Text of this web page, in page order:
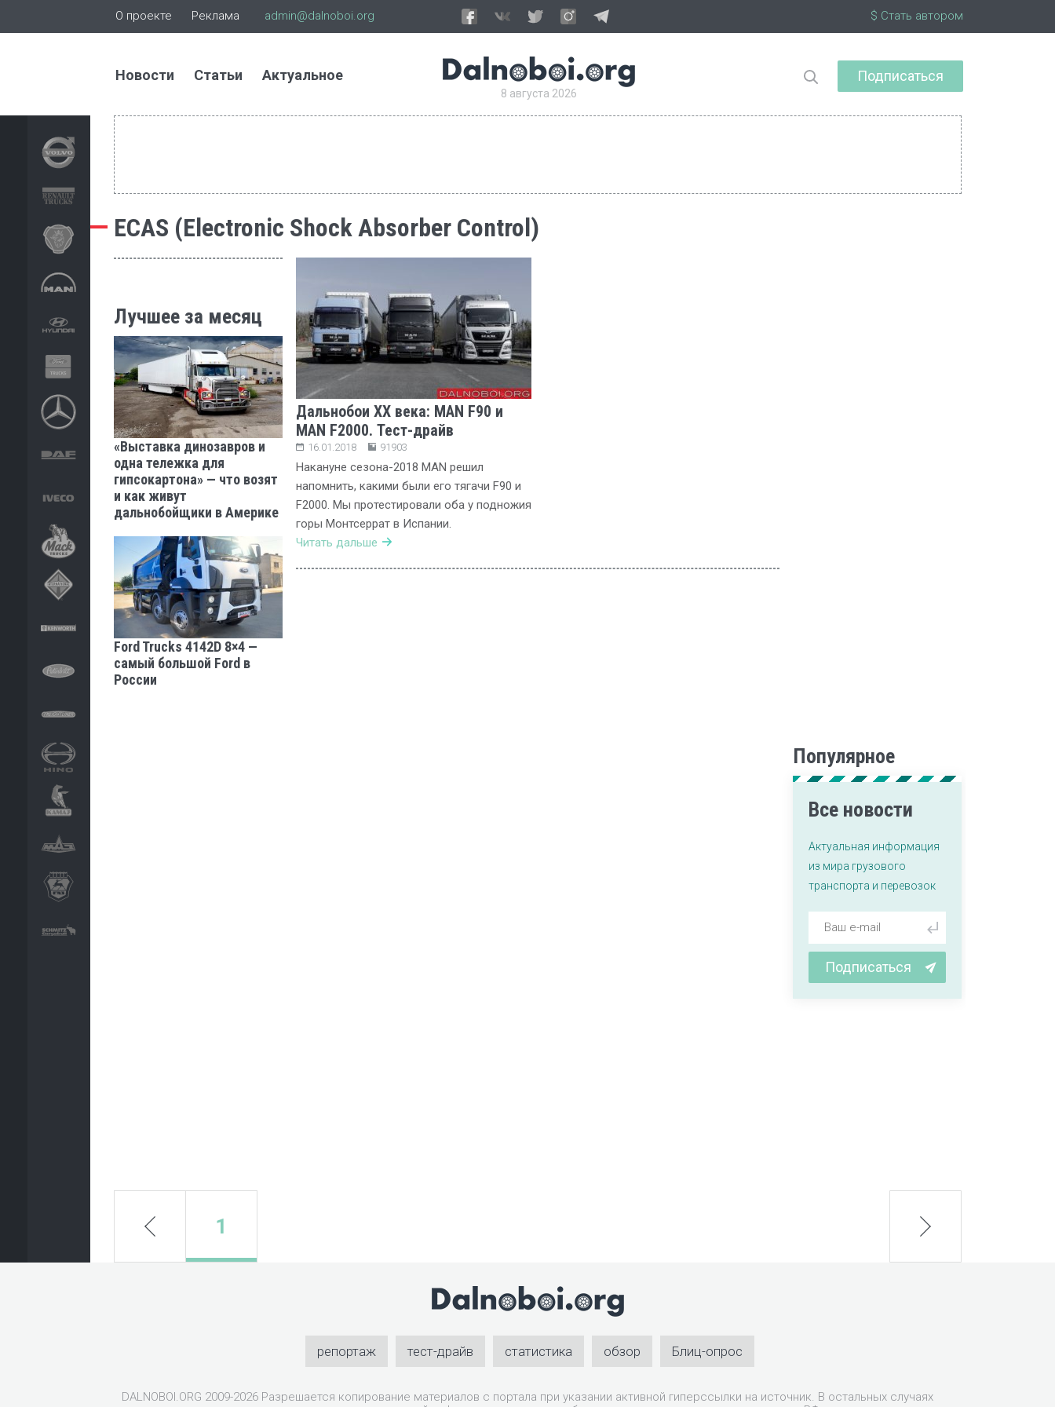
О проекте Реклама admin@dalnoboi.org $ Стать автором
Новости Статьи Актуальное
8 августа 2026
Подписаться
ECAS (Electronic Shock Absorber Control)
Лучшее за месяц
«Выставка динозавров и
одна тележка для
гипсокартона» — что возят
и как живут
дальнобойщики в Америке
Ford Trucks 4142D 8×4 —
самый большой Ford в
России
Дальнобои ХХ века: MAN F90 и
MAN F2000. Тест-драйв
16.01.2018 91903
Накануне сезона-2018 MAN решил
напомнить, какими были его тягачи F90 и
F2000. Мы протестировали оба у подножия
горы Монтсеррат в Испании.
Читать дальше
Популярное
Все новости
Актуальная информация
из мира грузового
транспорта и перевозок
Подписаться
prev 1 next
репортаж тест-драйв статистика обзор Блиц-опрос
DALNOBOI.ORG 2009-2026 Разрешается копирование материалов с портала при указании активной гиперссылки на источник. В остальных случаях